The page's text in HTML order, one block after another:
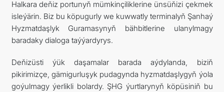
Halkara deňiz portunyň mümkinçiliklerine ünsüňizi çekmek
isleýärin. Biz bu köpugurly we kuwwatly terminalyň Şanhaý
Hyzmatdaşlyk Guramasynyň bähbitlerine ulanylmagy
baradaky dialoga taýýardyrys.
Deňizüsti ýük daşamalar barada aýdylanda, biziň
pikirimizçe, gämigurluşyk pudagynda hyzmatdaşlygyň ýola
goýulmagy ýerlikli bolardy. ŞHG ýurtlarynyň köpüsiniň bu